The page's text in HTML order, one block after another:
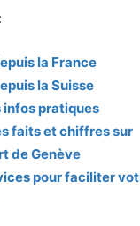
la France
la Suisse
infos pratiques
faits et chiffres sur
de Genève
pour faciliter